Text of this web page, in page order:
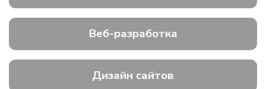
Веб-разработка
Дизайн сайтов